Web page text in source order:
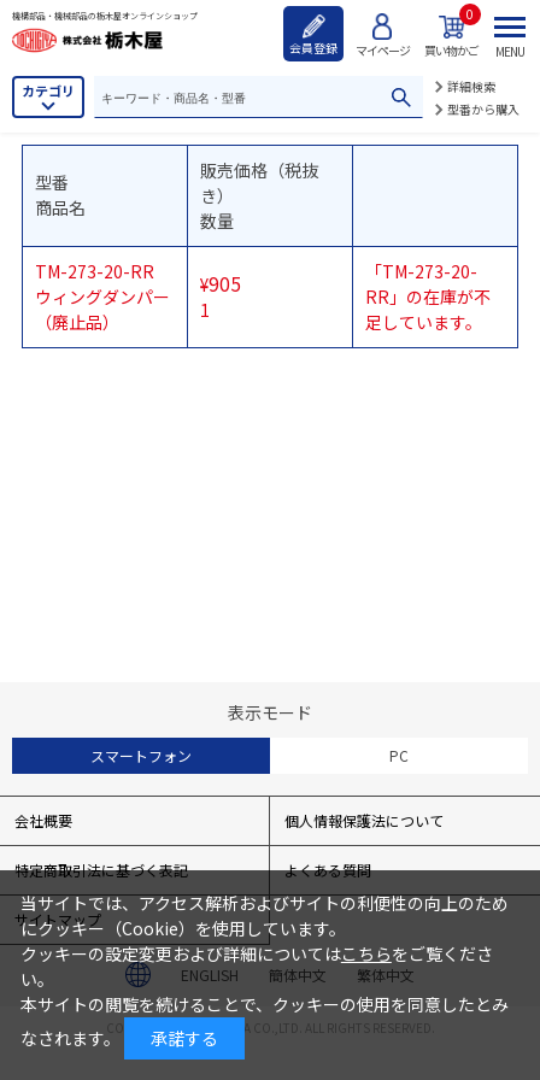
機構部品・機械部品の栃木屋オンラインショップ
会員登録 マイページ 買い物かご
0
カテゴリ
詳細検索
型番から購入
MENU
型番
商品名
販売価格（税抜
き）
数量
TM-273-20-RR
ウィングダンパー
（廃止品）
¥905
1
「TM-273-20-
RR」の在庫が不
足しています。
表示モード
スマートフォン PC
会社概要 個人情報保護法について
特定商取引法に基づく表記 よくある質問
サイトマップ
ENGLISH 簡体中文 繁体中文
COPYRIGHT© TOCHIGIYA CO.,LTD. ALL RIGHTS RESERVED.
当サイトでは、アクセス解析およびサイトの利便性の向上のため
にクッキー（Cookie）を使用しています。
クッキーの設定変更および詳細についてはこちらをご覧くださ
い。
本サイトの閲覧を続けることで、クッキーの使用を同意したとみ
なされます。
承諾する